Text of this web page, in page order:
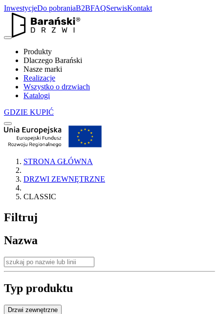
InwestycjeDo pobraniaB2BFAQSerwisKontakt
Produkty
Dlaczego Barański
Nasze marki
Realizacje
Wszystko o drzwiach
Katalogi
GDZIE KUPIĆ
STRONA GŁÓWNA
DRZWI ZEWNĘTRZNE
CLASSIC
Filtruj
Nazwa
Typ produktu
Drzwi zewnętrzne